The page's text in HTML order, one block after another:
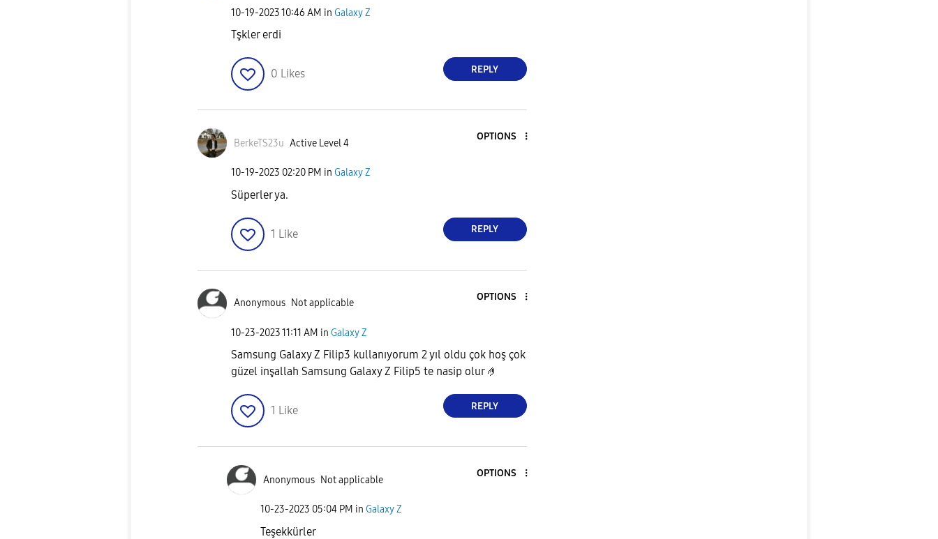
‎10-19-202310:46 AM in Galaxy Z
Tşkler erdi
0 Likes REPLY
BerkeTS23u Active Level 4
OPTIONS
‎10-19-2023 02:20 PM in Galaxy Z
Süperler ya.
1 Like REPLY
Anonymous Not applicable
OPTIONS
‎10-23-202311:11 AM in Galaxy Z
Samsung Galaxy Z Filip3 kullanıyorum 2 yıl oldu çok hoş çok
güzel inşallah Samsung Galaxy Z Filip5 te nasip olur 🤌
1 Like REPLY
Anonymous Not applicable
OPTIONS
‎10-23-2023 05:04 PM in Galaxy Z
Teşekkürler